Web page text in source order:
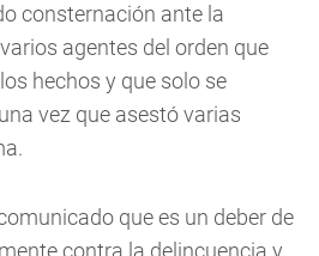
consternación ante la
agentes del orden que
hechos y que solo se
vez que asestó varias
que es un deber de
contra la delincuencia y